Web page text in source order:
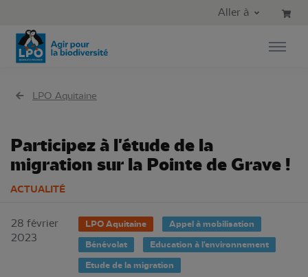
Aller au menu principal
Aller à
LPO Aquitaine
Participez à l'étude de la
migration sur la Pointe de Grave !
ACTUALITÉ
28 février
2023
LPO Aquitaine
Appel à mobilisation
Bénévolat
Education à l'environnement
Etude de la migration